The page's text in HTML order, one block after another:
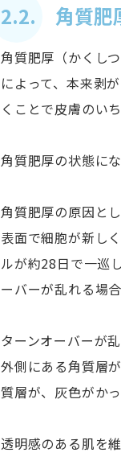
2.2. 角質肥
角質肥厚（かくし
によって、本来剥
くことで皮膚のい
角質肥厚の状態に
角質肥厚の原因と
表面で細胞が新し
ルが約28日で一巡
ーバーが乱れる場合
ターンオーバーが
外側にある角質層
質層が、灰色がか
透明感のある肌を